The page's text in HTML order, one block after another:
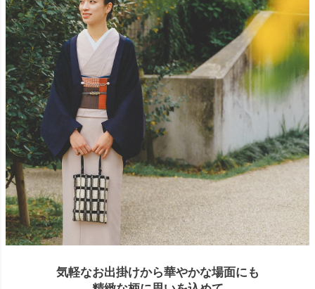
気軽なお出掛けから華やかな場面にも